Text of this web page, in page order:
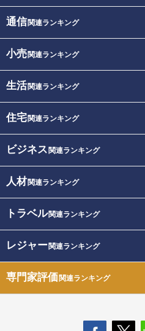
通信関連ランキング
小売関連ランキング
生活関連ランキング
住宅関連ランキング
ビジネス 関連ランキング
人材関連ランキング
トラベル関連ランキング
レジャー関連ランキング
専門家評価関連ランキング